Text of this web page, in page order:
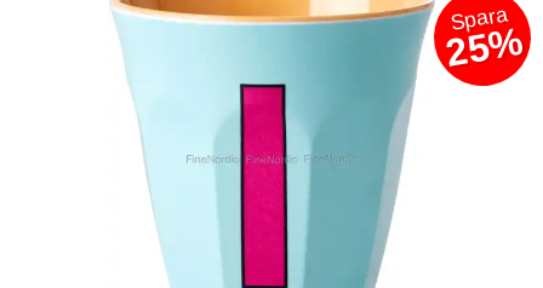
Spara
25%